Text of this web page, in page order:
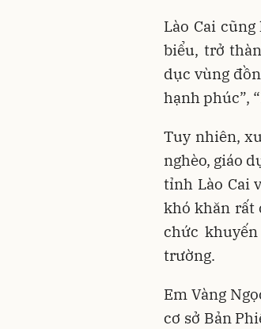
Lào Cai
biểu, trở
dục vùng
hạnh phúc”,
Tuy nhiên,
nghèo, giáo
tỉnh Lào Cai
khó khăn rất
chức
trường.
Em Vàng
cơ sở Bản